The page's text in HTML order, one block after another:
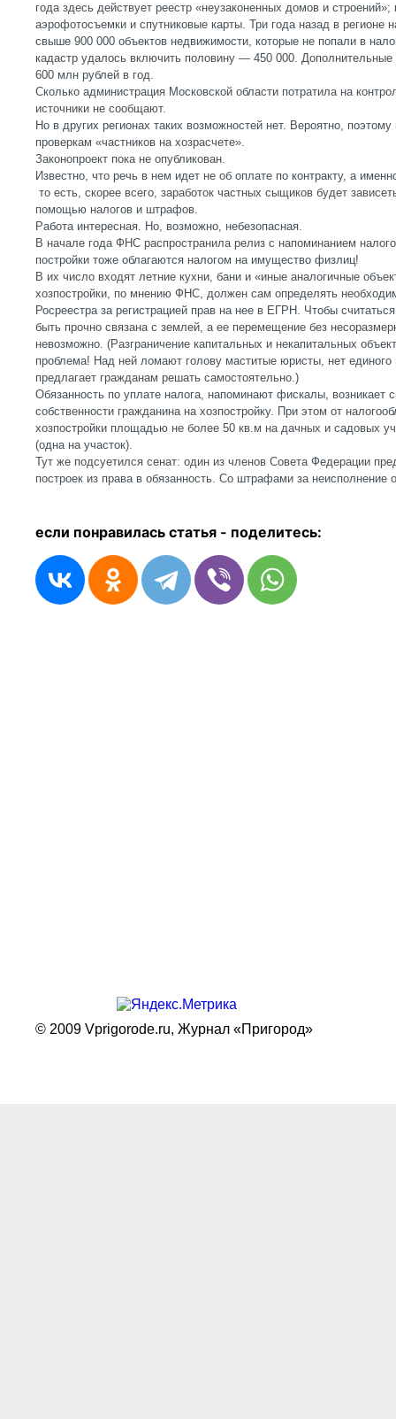
года здесь действует реестр «неузаконенных домов и
аэрофотосъемки и спутниковые карты. Три года назад в регионе
свыше 900 000 объектов недвижимости, которые не попали в
кадастр удалось включить половину — 450 000. Дополнительные
600 млн рублей в год.
Сколько администрация Московской области потратила на
источники не сообщают.
Но в других регионах таких возможностей нет. Вероятно,
проверкам «частников на хозрасчете».
Законопроект пока не опубликован.
Известно, что речь в нем идет не об оплате по контракту, а
то есть, скорее всего, заработок частных сыщиков будет
помощью налогов и штрафов.
Работа интересная. Но, возможно, небезопасная.
В начале года ФНС распространила релиз с напоминанием
постройки тоже облагаются налогом на имущество физлиц!
В их число входят летние кухни, бани и «иные аналогичные
хозпостройки, по мнению ФНС, должен сам определять
Росреестра за регистрацией прав на нее в ЕГРН. Чтобы
быть прочно связана с землей, а ее перемещение без
невозможно. (Разграничение капитальных и некапитальных
проблема! Над ней ломают голову маститые юристы, нет
предлагает гражданам решать самостоятельно.)
Обязанность по уплате налога, напоминают фискалы, возникает
собственности гражданина на хозпостройку. При этом от
хозпостройки площадью не более 50 кв.м на дачных и садовых
(одна на участок).
Тут же подсуетился сенат: один из членов Совета Федерации
построек из права в обязанность. Со штрафами за неисполнение
если понравилась статья - поделитесь:
© 2009 Vprigorode.ru, Журнал «Пригород»